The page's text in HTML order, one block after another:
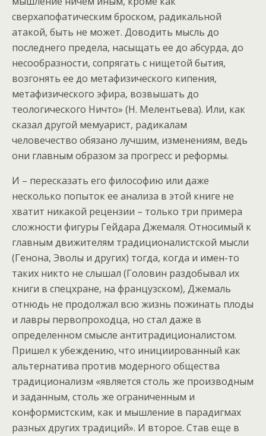
сверхапофатическим броском, радикальной
атакой, быть не может. Доводить мысль до
последнего предела, насыщать ее до абсурда, до
несообразности, сопрягать с нищетой бытия,
возгонять ее до метафизического кипения,
метафизического эфира, возвышать до
теологического Ничто» (Н. Мелентьева). Или, как
сказал другой мемуарист, радикалам
человечество обязано лучшим, изменениям, ведь
они главным образом за прогресс и реформы.
И – пересказать его философию или даже
несколько попыток ее анализа в этой книге не
хватит никакой рецензии – только три примера
сложности фигуры Гейдара Джемаля. Относимый к
главным движителям традиционалистской мысли
(Генона, Эволы и других) тогда, когда и имен-то
таких никто не слышал (Головин раздобывал их
книги в спецхране, на французском), Джемаль
отнюдь не продолжал всю жизнь пожинать плоды
и лавры первопроходца, но стал даже в
определенном смысле антитрадиционалистом.
Пришел к убеждению, что инициированный как
альтернатива против модерного общества
традиционализм «является столь же производным
и заданным, столь же ограниченным и
конформистским, как и мышление в парадигмах
разных других традиций». И второе. Став еще в